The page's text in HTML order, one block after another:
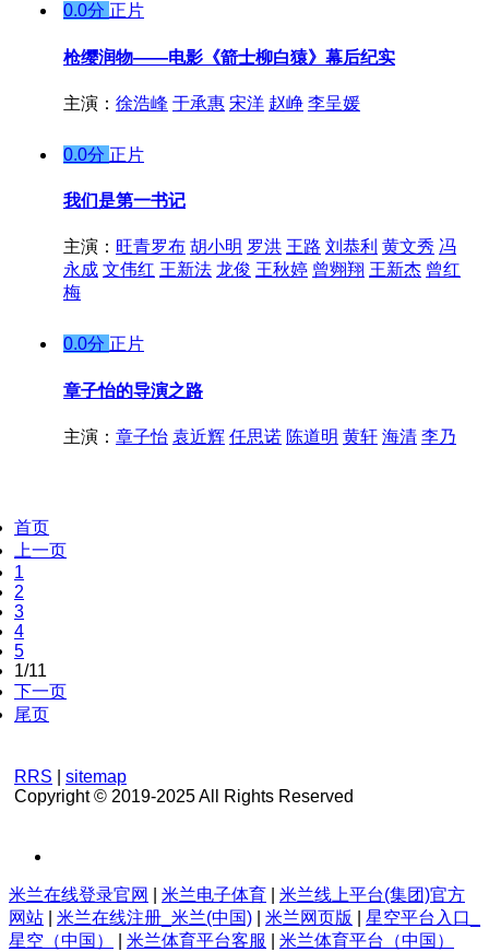
0.0分 正片
枪缨润物——电影《箭士柳白猿》幕后纪实
主演： 徐浩峰 于承惠 宋洋 赵峥 李呈媛
0.0分 正片
我们是第一书记
主演： 旺青罗布 胡小明 罗洪 王路 刘恭利 黄文秀 冯
永成 文伟红 王新法 龙俊 王秋婷 曾翙翔 王新杰 曾红
梅
0.0分 正片
章子怡的导演之路
主演： 章子怡 袁近辉 任思诺 陈道明 黄轩 海清 李乃
首页
上一页
1
2
3
4
5
1/11
下一页
尾页
RRS
sitemap
Copyright © 2019-2025 All Rights Reserved
米兰在线登录官网 米兰电子体育
米兰线上平台(集团)官方
网站
米兰在线注册_米兰(中国) 米兰网页版
星空平台入口_
星空（中国）
米兰体育平台客服 米兰体育平台（中国）